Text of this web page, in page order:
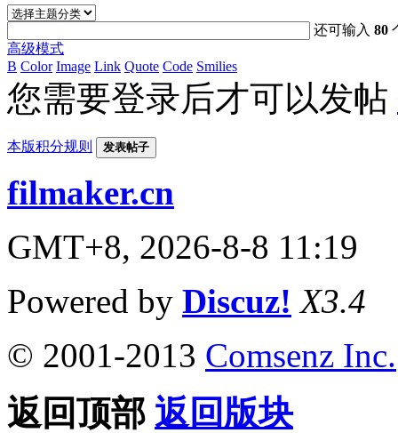
还可输入80
高级模式
B Color Image Link Quote Code Smilies
您需要登录后才可以发帖
本版积分规则 发表帖子
filmaker.cn
GMT+8, 2026-8-8 11:19
Powered by Discuz! X3.4
© 2001-2013 Comsenz Inc.
返回顶部 返回版块